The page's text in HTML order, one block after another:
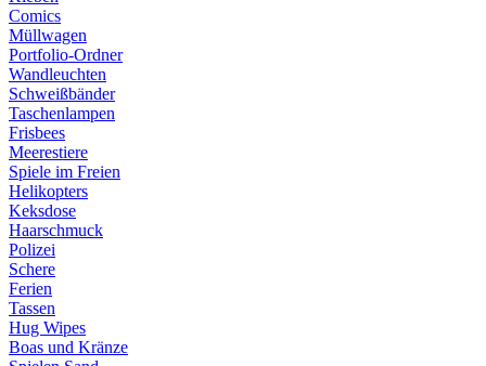
Comics
Müllwagen
Portfolio-Ordner
Wandleuchten
Schweißbänder
Taschenlampen
Frisbees
Meerestiere
Spiele im Freien
Helikopters
Keksdose
Haarschmuck
Polizei
Schere
Ferien
Tassen
Hug Wipes
Boas und Kränze